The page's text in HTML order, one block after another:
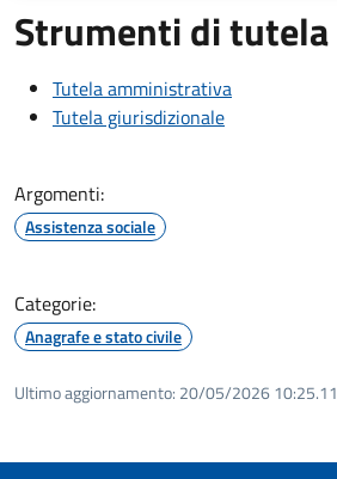
Strumenti di tutela
Tutela amministrativa
Tutela giurisdizionale
Argomenti:
Assistenza sociale
Categorie:
Anagrafe e stato civile
Ultimo aggiornamento: 20/05/2026 10:25.11